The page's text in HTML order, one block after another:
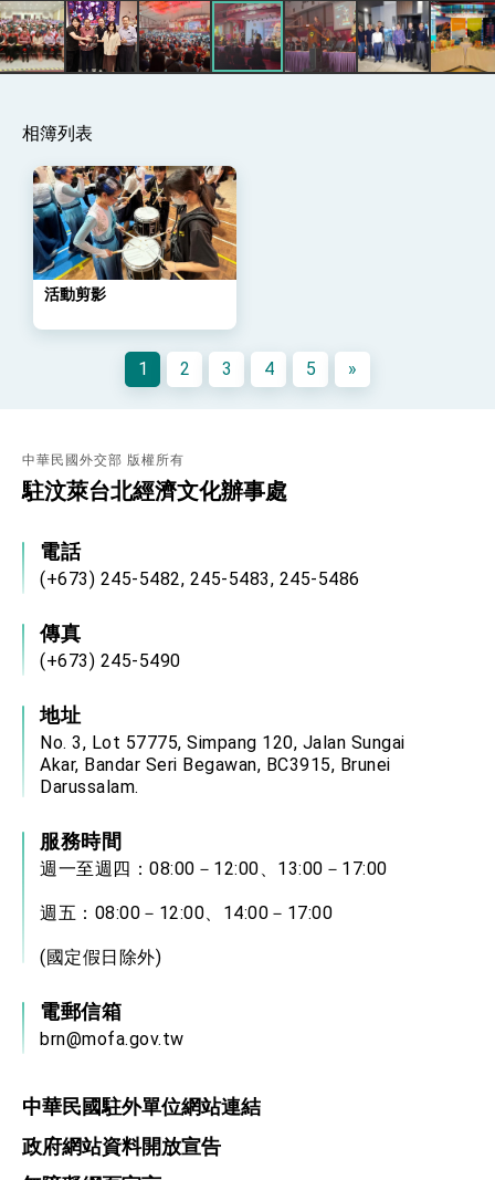
卓揆：臺美關稅談判階段性結果有助臺灣取得有
利戰略地位 全力支持「臺美對等貿易協定」簽署
外交部與數位發展部攜手合作，整合台灣雄厚數
「總合外交」與台歐美日關係深化
總統以「韌性之島，希望之光」為題發表2026新
年談話
總統主持「守護民主台灣國安行動方案」記者
會 強調以實力守護台海和平 以決心掌握國家
命運
總統發表執政周年談話 盼面對未來挑戰 堅持
賴總統就職演說影片
外交部重要言論
我國政府將在美國亞利桑納州設立「駐鳳凰城辦
相簿列表
活動剪影
1 2 3 4 5 »
中華民國外交部 版權所有
駐汶萊台北經濟文化辦事處
電話
(+673) 245-5482, 245-5483, 245-5486
傳真
(+673) 245-5490
地址
No. 3, Lot 57775, Simpang 120, Jalan Sungai
Akar, Bandar Seri Begawan, BC3915, Brunei
Darussalam.
服務時間
週一至週四：08:00－12:00、13:00－17:00
週五：08:00－12:00、14:00－17:00
(國定假日除外)
電郵信箱
brn@mofa.gov.tw
中華民國駐外單位網站連結
政府網站資料開放宣告